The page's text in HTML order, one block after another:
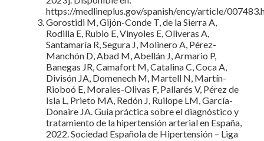
https://medlineplus.gov/spanish/ency/article/
Gorostidi M, Gijón-Conde T, de la Sierra A,
Rodilla E, Rubio E, Vinyoles E, Oliveras A,
Santamaría R, Segura J, Molinero A, Pérez-
Manchón D, Abad M, Abellán J, Armario P,
Banegas JR, Camafort M, Catalina C, Coca A,
Divisón JA, Domenech M, Martell N, Martín-
Rioboó E, Morales-Olivas F, Pallarés V, Pérez de
Isla L, Prieto MA, Redón J, Ruilope LM, García-
Donaire JA. Guía práctica sobre el diagnóstico y
tratamiento de la hipertensión arterial en España,
2022. Sociedad Española de Hipertensión – Liga